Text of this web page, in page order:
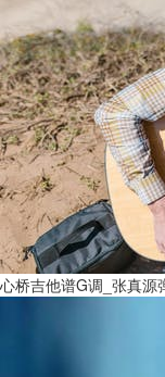
心桥吉他谱G调_张真源